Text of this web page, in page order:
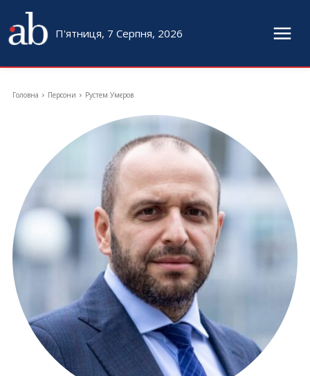
П'ятниця, 7 Серпня, 2026
Головна Персони Рустем Умєров